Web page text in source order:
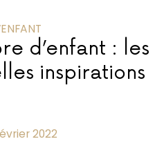
d’enfant : les
inspirations
2022